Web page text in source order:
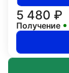
5 480 ₽
Получение